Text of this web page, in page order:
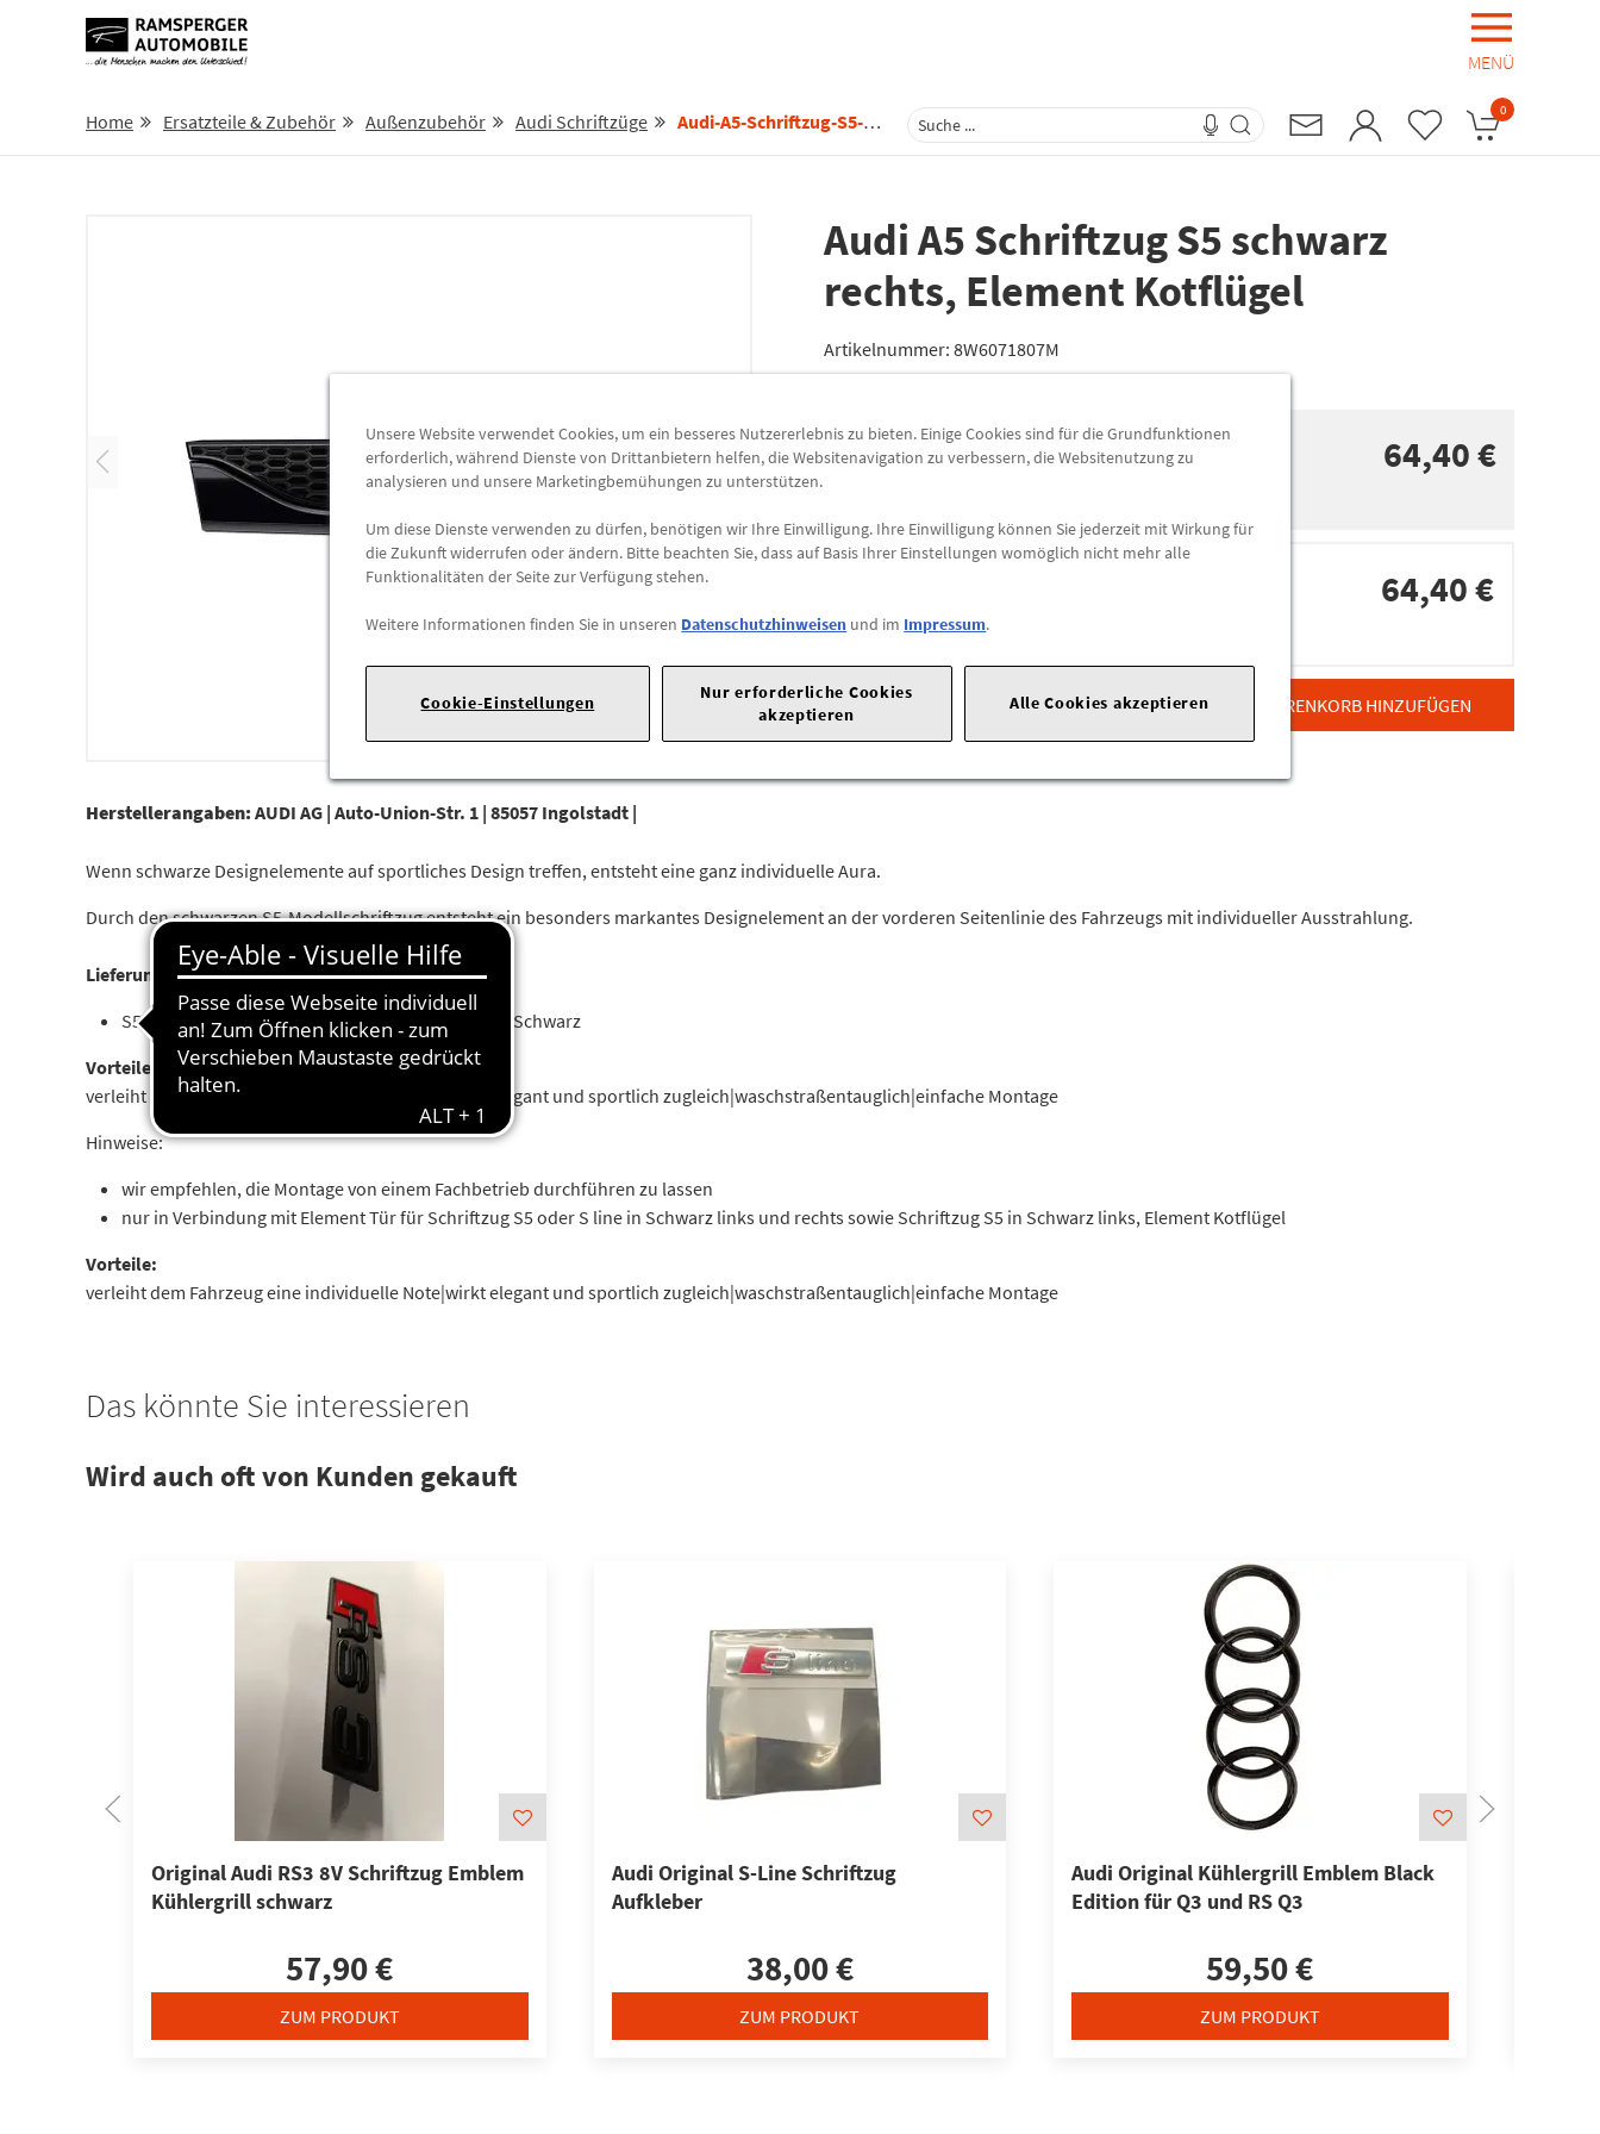
MENÜ
Home Ersatzteile & Zubehör Außenzubehör Audi Schriftzüge Audi-A5-Schriftzug-S5-Schwarz-Rechts-Element-Kotfluegel-8w6071807m 0
Audi A5 Schriftzug S5 schwarz
rechts, Element Kotflügel
Artikelnummer: 8W6071807M
Lieferung 64,40 €
Abholbar andiesen Standorten
64,40 €
- ZUM WARENKORB HINZUFÜGEN
Herstellerangaben: AUDI AG | Auto-Union-Str. 1 | 85057 Ingolstadt |
Wenn schwarze Designelemente auf sportliches Design treffen, entsteht eine ganz individuelle Aura.
Durch den schwarzen S5-Modellschriftzug entsteht ein besonders markantes Designelement an der vorderen Seitenlinie des Fahrzeugs mit individueller Ausstrahlung.
Lieferumfang:
S5-Modellschriftzug, Element Kotflügel, rechts in Schwarz
Vorteile:
verleiht dem Fahrzeug eine individuelle Note|wirkt elegant und sportlich zugleich|waschstraßentauglich|einfache Montage
Hinweise:
wir empfehlen, die Montage von einem Fachbetrieb durchführen zu lassen
nur in Verbindung mit Element Tür für Schriftzug S5 oder S line in Schwarz links und rechts sowie Schriftzug S5 in Schwarz links, Element Kotflügel
Vorteile:
verleiht dem Fahrzeug eine individuelle Note|wirkt elegant und sportlich zugleich|waschstraßentauglich|einfache Montage
Das könnte Sie interessieren
Wird auch oft von Kunden gekauft
Original Audi RS3 8V Schriftzug Emblem
Kühlergrill schwarz
57,90 €
ZUM PRODUKT
Audi Original S-Line Schriftzug
Aufkleber
38,00 €
ZUM PRODUKT
Audi Original Kühlergrill Emblem Black
Edition für Q3 und RS Q3
59,50 €
ZUM PRODUKT
Unsere Website verwendet Cookies, um ein besseres Nutzererlebnis zu bieten. Einige Cookies sind für die Grundfunktionen
erforderlich, während Dienste von Drittanbietern helfen, die Websitenavigation zu verbessern, die Websitenutzung zu
analysieren und unsere Marketingbemühungen zu unterstützen.
Um diese Dienste verwenden zu dürfen, benötigen wir Ihre Einwilligung. Ihre Einwilligung können Sie jederzeit mit Wirkung für
die Zukunft widerrufen oder ändern. Bitte beachten Sie, dass auf Basis Ihrer Einstellungen womöglich nicht mehr alle
Funktionalitäten der Seite zur Verfügung stehen.
Weitere Informationen finden Sie in unseren Datenschutzhinweisen und im Impressum.
Cookie-Einstellungen
Nur erforderliche Cookies
akzeptieren
Alle Cookies akzeptieren